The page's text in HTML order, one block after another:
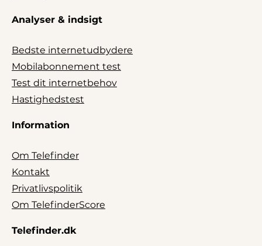
Analyser & indsigt
Bedste internetudbydere
Mobilabonnement test
Test dit internetbehov
Hastighedstest
Information
Om Telefinder
Kontakt
Privatlivspolitik
Om TelefinderScore
Telefinder.dk